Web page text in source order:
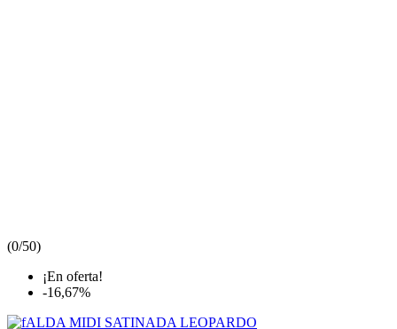
(0/50)
¡En oferta!
-16,67%